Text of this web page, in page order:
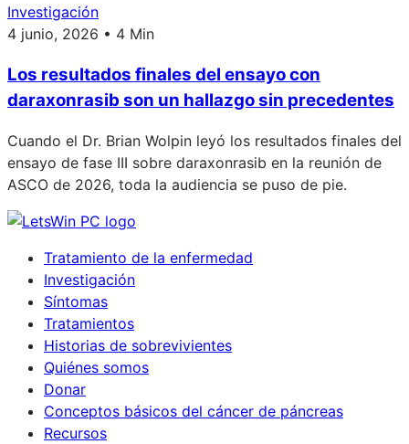
Investigación
4 junio, 2026 • 4 Min
Los resultados finales del ensayo con
daraxonrasib son un hallazgo sin precedentes
Cuando el Dr. Brian Wolpin leyó los resultados finales del
ensayo de fase III sobre daraxonrasib en la reunión de
ASCO de 2026, toda la audiencia se puso de pie.
Tratamiento de la enfermedad
Investigación
Síntomas
Tratamientos
Historias de sobrevivientes
Quiénes somos
Donar
Conceptos básicos del cáncer de páncreas
Recursos